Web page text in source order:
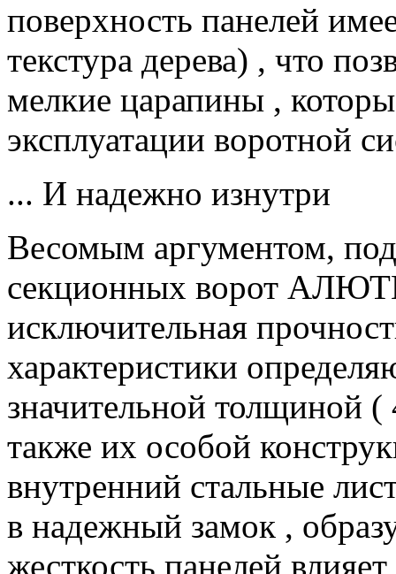
поверхность панелей
текстура дерева) , что
мелкие царапины ,
эксплуатации воротной
... И надежно изнутри
Весомым аргументом,
секционных ворот
исключительная
характеристики
значительной толщиной
также их особой
внутренний стальные
в надежный замок ,
жесткость панелей